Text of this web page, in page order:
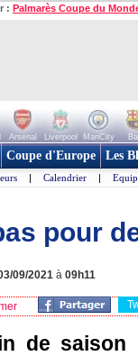
: Palmarès Coupe du
Arsenal Liverpool ManCity
Coupe d'Europe Les
| Calendrier |
pour
09/2021 à 09h11
de saison